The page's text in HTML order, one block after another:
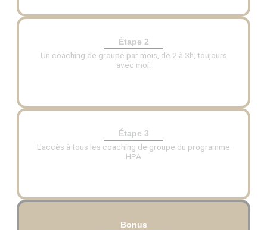
Étape 2
Un coaching de groupe par mois, de 2 à 3h, toujours
avec moi.
Étape 3
L'accès à tous les coaching de groupe du programme
HPA
Bonus